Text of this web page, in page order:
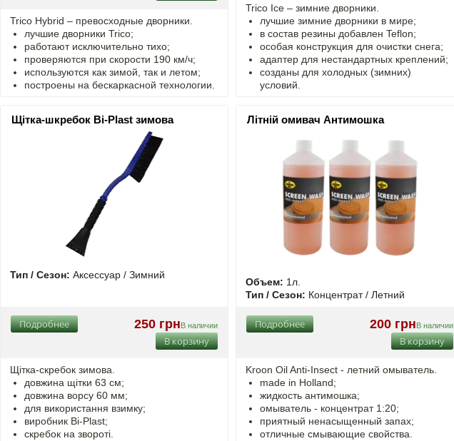
Trico Hybrid – превосходные дворники.
лучшие дворники Trico;
работают исключительно тихо;
проверяются при скорости 190 км/ч;
используются как зимой, так и летом;
построены на бескаркасной технологии.
Trico Ice – зимние дворники.
лучшие зимние дворники в мире;
в состав резины добавлен Teflon;
особая конструкция для очистки снега;
адаптер для нестандартных креплений;
созданы для холодных (зимних)
условий.
Щітка-шкребок Bi-Plast зимова
Тип / Сезон: Аксессуар / Зимний
250 грн В наличии
Подробнее
В корзину
Щітка-скребок зимова.
довжина щітки 63 см;
довжина ворсу 60 мм;
для використання взимку;
виробник Bi-Plast;
скребок на звороті.
Літній омивач Антимошка
Объем: 1л.
Тип / Сезон: Концентрат / Летний
200 грн В наличии
Подробнее
В корзину
Kroon Oil Anti-Insect - летний омыватель.
made in Holland;
жидкость антимошка;
омыватель - концентрат 1:20;
приятный ненасыщенный запах;
отличные смывающие свойства.